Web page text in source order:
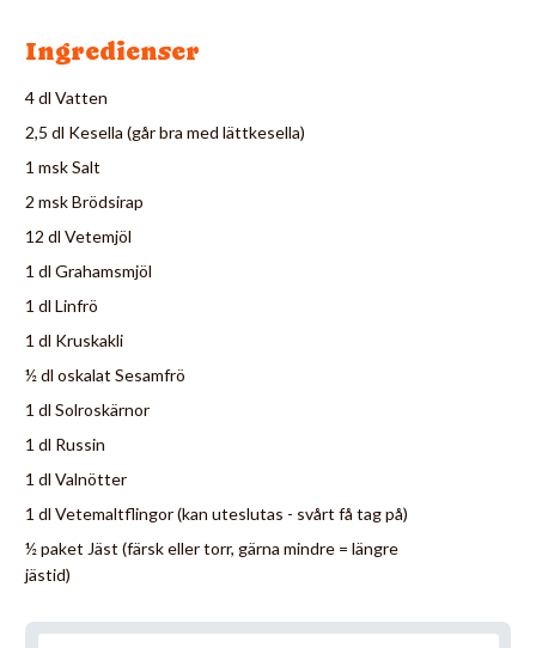
Ingredienser
4 dl Vatten
2,5 dl Kesella (går bra med lättkesella)
1 msk Salt
2 msk Brödsirap
12 dl Vetemjöl
1 dl Grahamsmjöl
1 dl Linfrö
1 dl Kruskakli
½ dl oskalat Sesamfrö
1 dl Solroskärnor
1 dl Russin
1 dl Valnötter
1 dl Vetemaltflingor (kan uteslutas - svårt få tag på)
½ paket Jäst (färsk eller torr, gärna mindre = längre
jästid)